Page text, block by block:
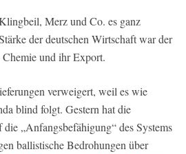
Merz und Co. es ganz
der deutschen Wirtschaft war der
und ihr Export.
verweigert, weil es wie
blind folgt. Gestern hat die
„Anfangsbefähigung“ des Systems
ballistische Bedrohungen über